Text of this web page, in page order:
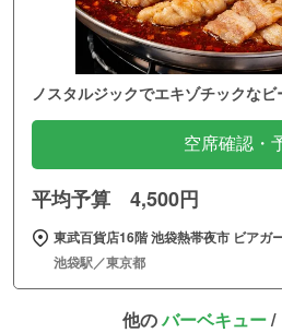
ノスタルジックでエキゾチックな
空席確認・
平均予算 4,500円
東武百貨店16階 池袋熱帯夜市 ビアガ
池袋駅／東京都
他のバーベキュー/